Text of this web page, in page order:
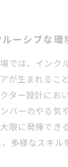
ーシブな環
では、インク
が生まれるこ
ター設計にお
バーのやる気
限に発揮でき
多様なスキ